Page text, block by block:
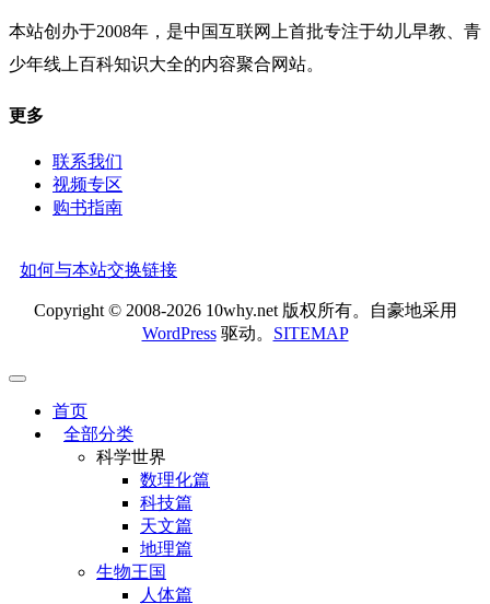
本站创办于2008年，是中国互联网上首批专注于幼儿早教、青
少年线上百科知识大全的内容聚合网站。
更多
联系我们
视频专区
购书指南
如何与本站交换链接
Copyright © 2008-2026 10why.net 版权所有。自豪地采用
WordPress驱动。 SITEMAP
首页
全部分类
科学世界
数理化篇
科技篇
天文篇
地理篇
生物王国
人体篇